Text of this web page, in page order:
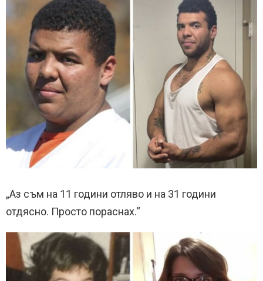
„Аз съм на 11 години отляво и на 31 години
отдясно. Просто пораснах.“